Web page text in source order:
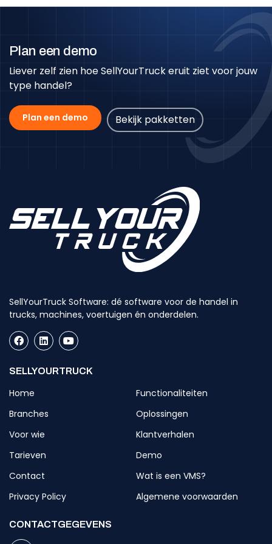
Plan een demo
Liever zelf zien hoe SellYourTruck eruit ziet voor jouw
type handel?
Plan een demo Bekijk pakketten
SellYourTruck Software: dé software voor de handel in
trucks, machines, voertuigen én onderdelen.
SELLYOURTRUCK
Home
Functionaliteiten
Branches
Oplossingen
Voor wie
Klantverhalen
Tarieven
Demo
Contact
Wat is een VMS?
Privacy Policy
Algemene voorwaarden
CONTACTGEGEVENS